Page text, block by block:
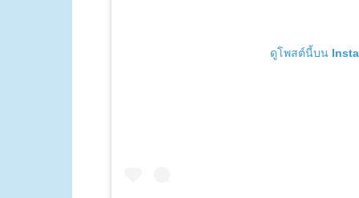
ดูโพสต์นี้บน